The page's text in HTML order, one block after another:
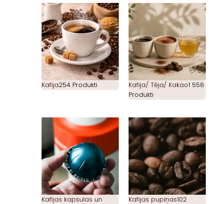
Kafija254 Produkti Kafija/ Tēja/ Kakao1 558
Produkti
Kafijas kapsulas un
Kafijas pupiņas102